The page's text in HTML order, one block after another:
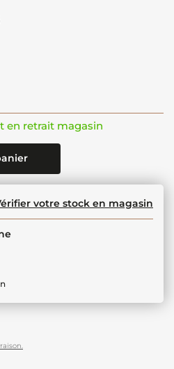
en retrait magasin
votre stock en magasin